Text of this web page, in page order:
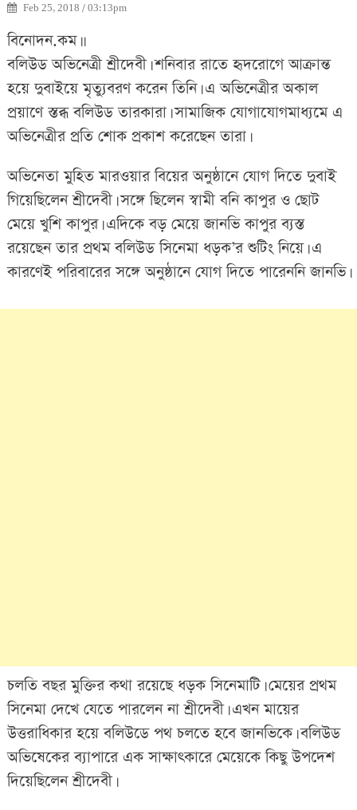
Feb 25, 2018 / 03:13pm
বিনোদন.কম।।
বলিউড অভিনেত্রী শ্রীদেবী। শনিবার রাতে হৃদরোগে আক্রান্ত
হয়ে দুবাইয়ে মৃত্যুবরণ করেন তিনি। এ অভিনেত্রীর অকাল
প্রয়াণে স্তব্ধ বলিউড তারকারা। সামাজিক যোগাযোগমাধ্যমে এ
অভিনেত্রীর প্রতি শোক প্রকাশ করেছেন তারা।
অভিনেতা মুহিত মারওয়ার বিয়ের অনুষ্ঠানে যোগ দিতে দুবাই
গিয়েছিলেন শ্রীদেবী। সঙ্গে ছিলেন স্বামী বনি কাপুর ও ছোট
মেয়ে খুশি কাপুর। এদিকে বড় মেয়ে জানভি কাপুর ব্যস্ত
রয়েছেন তার প্রথম বলিউড সিনেমা ধড়ক’র শুটিং নিয়ে। এ
কারণেই পরিবারের সঙ্গে অনুষ্ঠানে যোগ দিতে পারেননি জানভি।
চলতি বছর মুক্তির কথা রয়েছে ধড়ক সিনেমাটি। মেয়ের প্রথম
সিনেমা দেখে যেতে পারলেন না শ্রীদেবী। এখন মায়ের
উত্তরাধিকার হয়ে বলিউডে পথ চলতে হবে জানভিকে। বলিউড
অভিষেকের ব্যাপারে এক সাক্ষাৎকারে মেয়েকে কিছু উপদেশ
দিয়েছিলেন শ্রীদেবী।